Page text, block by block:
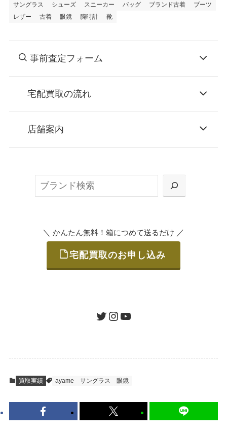
サングラス
シューズ スニーカー バッグ ブランド古着
ブーツ
レザー
古着 眼鏡 腕時計 靴
事前査定フォーム
宅配買取の流れ
お申込み
または梱包材不要の「集荷申込」からお選び
ご発送
査定結果のご承認 / 入金
到着即日に査定いたします。買取金額にご納
得いただければ、最短即日の入金が可能で
店舗案内
＼ かんたん無料！箱につめて送るだけ ／
宅配買取のお申し込み
ツイッターインスタグラムユーチューブ
買取実績 ayame サングラス 眼鏡